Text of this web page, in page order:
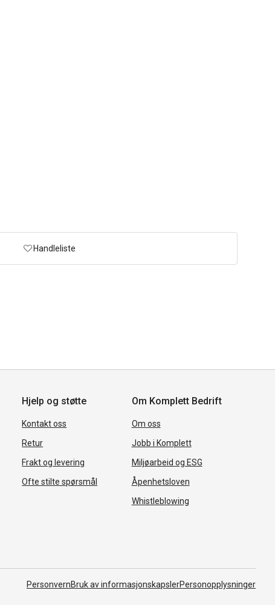
Handleliste
Hjelp og støtte
Kontakt oss
Retur
Frakt og levering
Ofte stilte spørsmål
Om Komplett Bedrift
Om oss
Jobb i Komplett
Miljøarbeid og ESG
Åpenhetsloven
Whistleblowing
PersonvernBruk av informasjonskapslerPersonopplysninger